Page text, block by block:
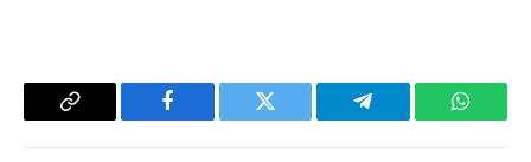
Copy
Facebook Twitter Telegram